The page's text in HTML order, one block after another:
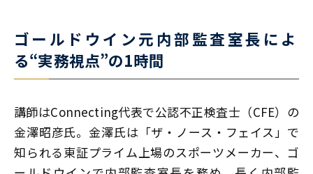
ゴールドウイン元内部監査室長によ
る“実務視点”の1時間
講師はConnecting代表で公認不正検査士（CFE）の
金澤昭彦氏。金澤氏は「ザ・ノース・フェイス」で
知られる東証プライム上場のスポーツメーカー、ゴ